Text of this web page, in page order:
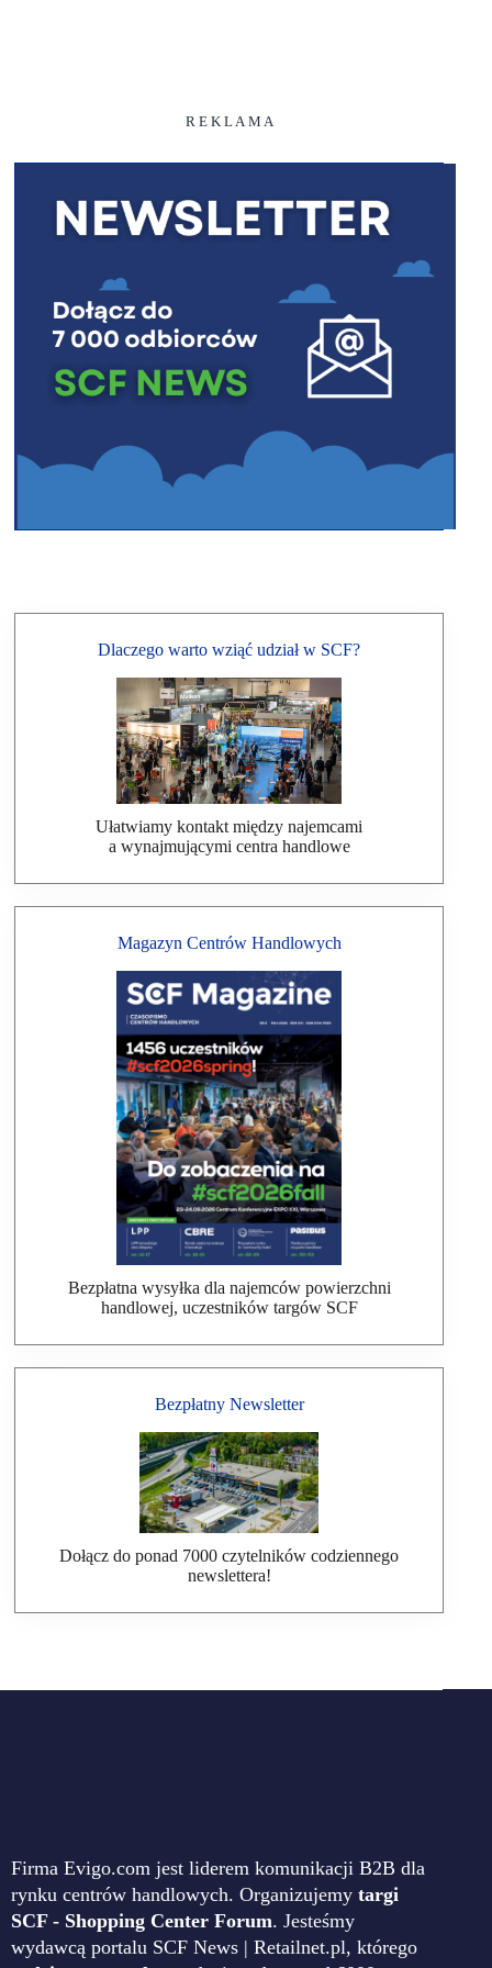
R E K L A M A
Dlaczego warto wziąć udział w SCF?
Ułatwiamy kontakt między najemcami
a wynajmującymi centra handlowe
Magazyn Centrów Handlowych
Bezpłatna wysyłka dla najemców powierzchni
handlowej, uczestników targów SCF
Bezpłatny Newsletter
Dołącz do ponad 7000 czytelników codziennego
newslettera!
Firma Evigo.com jest liderem komunikacji B2B dla
rynku centrów handlowych. Organizujemy targi
SCF - Shopping Center Forum. Jesteśmy
wydawcą portalu SCF News | Retailnet.pl, którego